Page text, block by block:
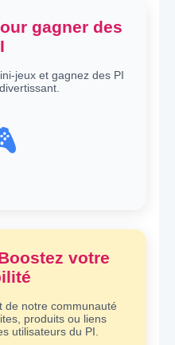
gagner des
jeux et gagnez des PI
votre
de notre communauté
produits ou liens
utilisateurs du PI.